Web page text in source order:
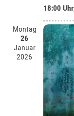
18:00 Uhr
Montag
26
Januar
2026